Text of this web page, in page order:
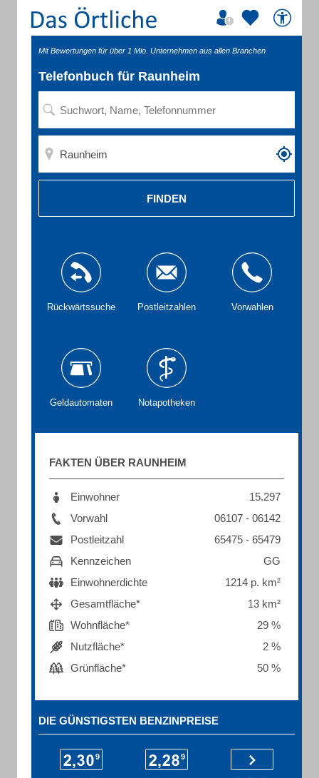
Mit Bewertungen für über 1 Mio. Unternehmen aus allen Branchen
Telefonbuch für Raunheim
FINDEN
Rückwärtssuche Postleitzahlen Vorwahlen
Geldautomaten Notapotheken
FAKTEN ÜBER RAUNHEIM
Einwohner
15.297
Vorwahl
06107 - 06142
Postleitzahl
65475 - 65479
Kennzeichen
GG
Einwohnerdichte
1214 p. km²
Gesamtfläche*
13 km²
Wohnfläche*
29 %
Nutzfläche*
2 %
Grünfläche*
50 %
DIE GÜNSTIGSTEN BENZINPREISE